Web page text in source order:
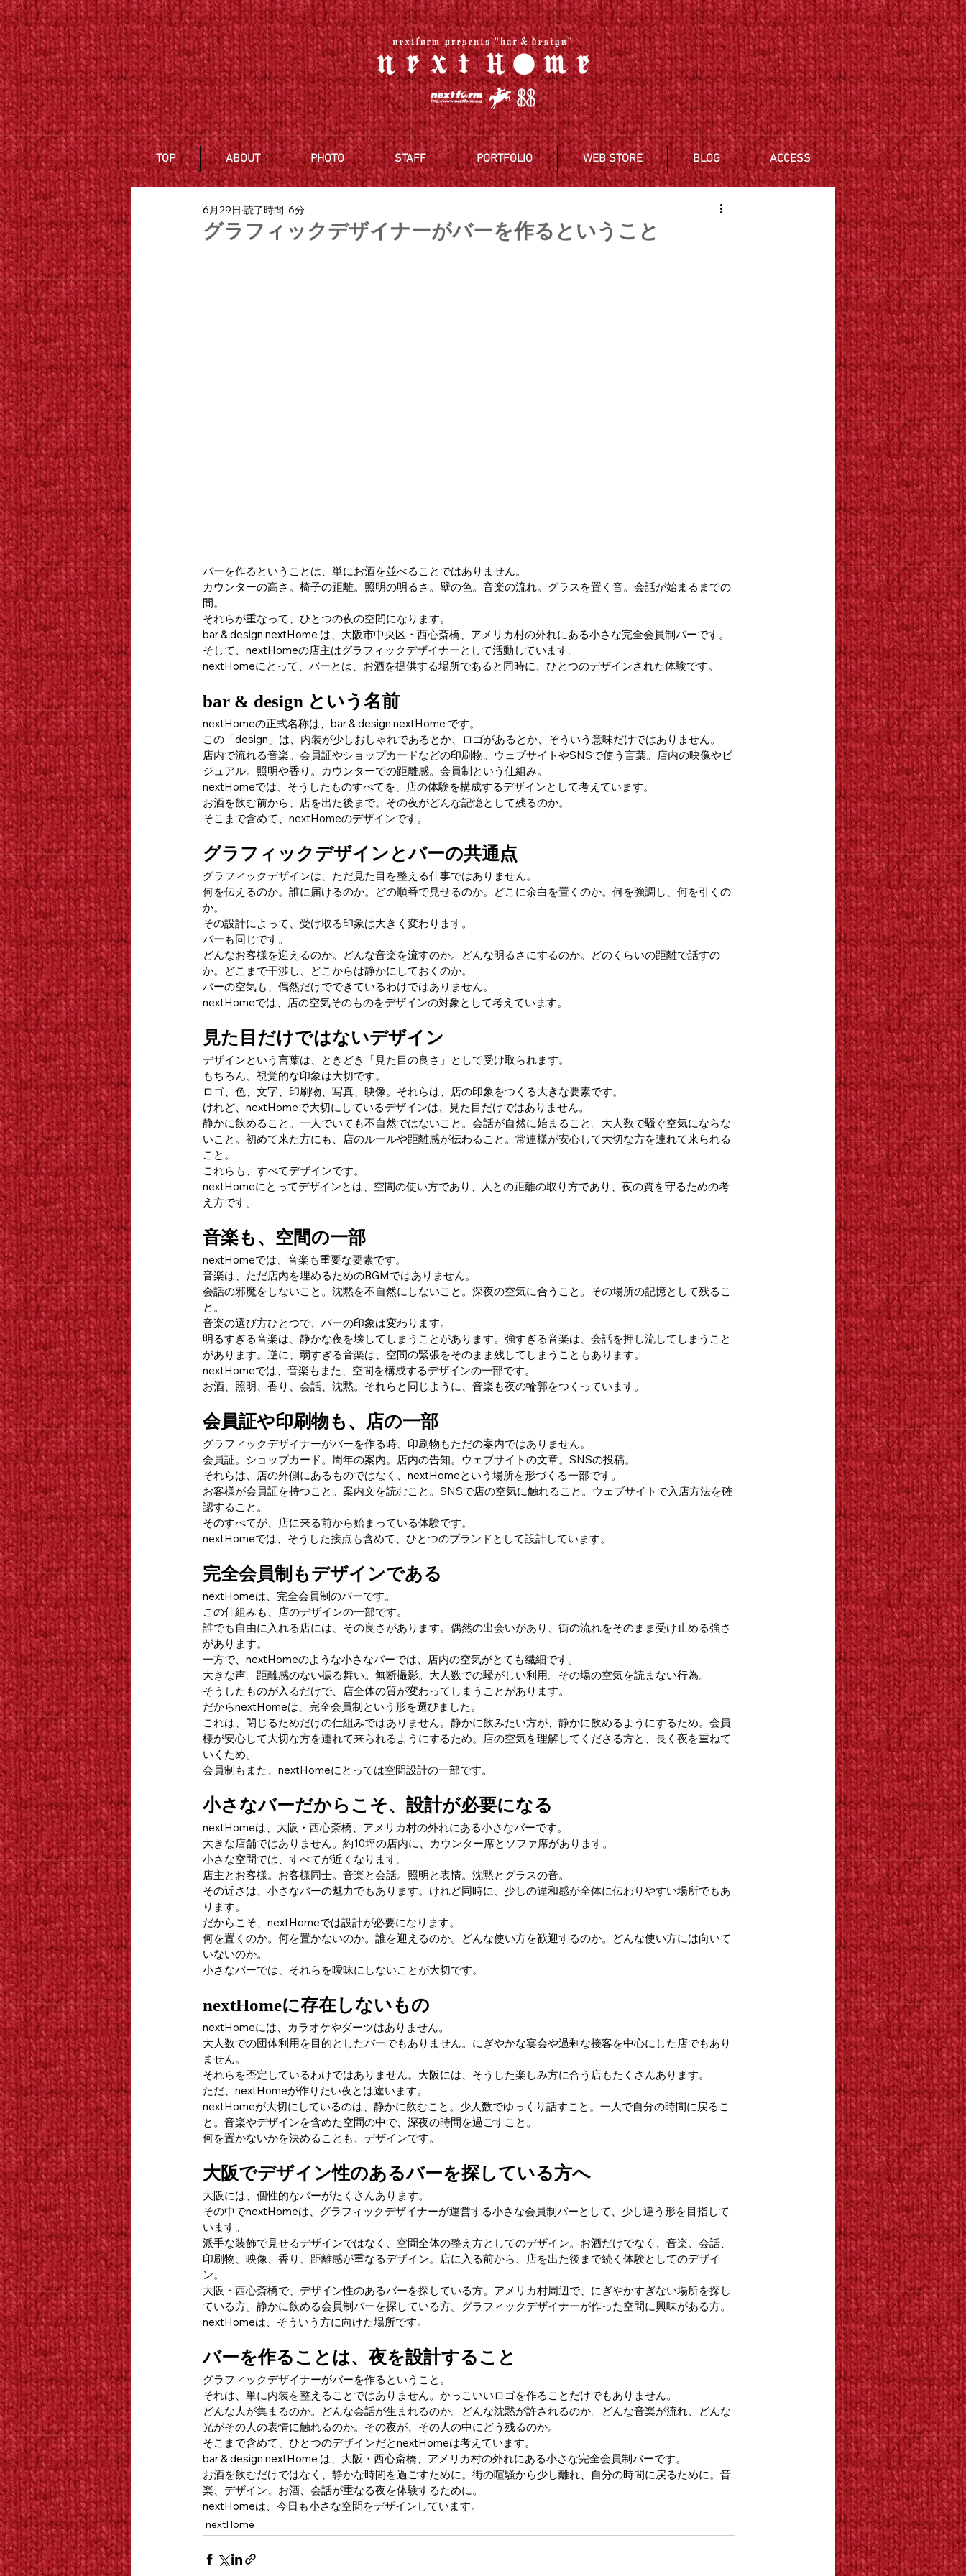
TOP ABOUT PHOTO STAFF PORTFOLIO WEB STORE BLOG ACCESS
グラフィックデザイナーがバーを作るということ
6月29日 読了時間: 6分
バーを作るということは、単にお酒を並べることではありません。
カウンターの高さ。椅子の距離。照明の明るさ。壁の色。音楽の流れ。グラスを置く音。会話が始まるまでの
間。
それらが重なって、ひとつの夜の空間になります。
bar & design nextHome は、大阪市中央区・西心斎橋、アメリカ村の外れにある小さな完全会員制バーです。
そして、nextHomeの店主はグラフィックデザイナーとして活動しています。
nextHomeにとって、バーとは、お酒を提供する場所であると同時に、ひとつのデザインされた体験です。
bar & design という名前
nextHomeの正式名称は、bar & design nextHome です。
この「design」は、内装が少しおしゃれであるとか、ロゴがあるとか、そういう意味だけではありません。
店内で流れる音楽。会員証やショップカードなどの印刷物。ウェブサイトやSNSで使う言葉。店内の映像やビ
ジュアル。照明や香り。カウンターでの距離感。会員制という仕組み。
nextHomeでは、そうしたものすべてを、店の体験を構成するデザインとして考えています。
お酒を飲む前から、店を出た後まで。その夜がどんな記憶として残るのか。
そこまで含めて、nextHomeのデザインです。
グラフィックデザインとバーの共通点
グラフィックデザインは、ただ見た目を整える仕事ではありません。
何を伝えるのか。誰に届けるのか。どの順番で見せるのか。どこに余白を置くのか。何を強調し、何を引くの
か。
その設計によって、受け取る印象は大きく変わります。
バーも同じです。
どんなお客様を迎えるのか。どんな音楽を流すのか。どんな明るさにするのか。どのくらいの距離で話すの
か。どこまで干渉し、どこからは静かにしておくのか。
バーの空気も、偶然だけでできているわけではありません。
nextHomeでは、店の空気そのものをデザインの対象として考えています。
見た目だけではないデザイン
デザインという言葉は、ときどき「見た目の良さ」として受け取られます。
もちろん、視覚的な印象は大切です。
ロゴ、色、文字、印刷物、写真、映像。それらは、店の印象をつくる大きな要素です。
けれど、nextHomeで大切にしているデザインは、見た目だけではありません。
静かに飲めること。一人でいても不自然ではないこと。会話が自然に始まること。大人数で騒ぐ空気にならな
いこと。初めて来た方にも、店のルールや距離感が伝わること。常連様が安心して大切な方を連れて来られる
こと。
これらも、すべてデザインです。
nextHomeにとってデザインとは、空間の使い方であり、人との距離の取り方であり、夜の質を守るための考
え方です。
音楽も、空間の一部
nextHomeでは、音楽も重要な要素です。
音楽は、ただ店内を埋めるためのBGMではありません。
会話の邪魔をしないこと。沈黙を不自然にしないこと。深夜の空気に合うこと。その場所の記憶として残るこ
と。
音楽の選び方ひとつで、バーの印象は変わります。
明るすぎる音楽は、静かな夜を壊してしまうことがあります。強すぎる音楽は、会話を押し流してしまうこと
があります。逆に、弱すぎる音楽は、空間の緊張をそのまま残してしまうこともあります。
nextHomeでは、音楽もまた、空間を構成するデザインの一部です。
お酒、照明、香り、会話、沈黙。それらと同じように、音楽も夜の輪郭をつくっています。
会員証や印刷物も、店の一部
グラフィックデザイナーがバーを作る時、印刷物もただの案内ではありません。
会員証。ショップカード。周年の案内。店内の告知。ウェブサイトの文章。SNSの投稿。
それらは、店の外側にあるものではなく、nextHomeという場所を形づくる一部です。
お客様が会員証を持つこと。案内文を読むこと。SNSで店の空気に触れること。ウェブサイトで入店方法を確
認すること。
そのすべてが、店に来る前から始まっている体験です。
nextHomeでは、そうした接点も含めて、ひとつのブランドとして設計しています。
完全会員制もデザインである
nextHomeは、完全会員制のバーです。
この仕組みも、店のデザインの一部です。
誰でも自由に入れる店には、その良さがあります。偶然の出会いがあり、街の流れをそのまま受け止める強さ
があります。
一方で、nextHomeのような小さなバーでは、店内の空気がとても繊細です。
大きな声。距離感のない振る舞い。無断撮影。大人数での騒がしい利用。その場の空気を読まない行為。
そうしたものが入るだけで、店全体の質が変わってしまうことがあります。
だからnextHomeは、完全会員制という形を選びました。
これは、閉じるためだけの仕組みではありません。静かに飲みたい方が、静かに飲めるようにするため。会員
様が安心して大切な方を連れて来られるようにするため。店の空気を理解してくださる方と、長く夜を重ねて
いくため。
会員制もまた、nextHomeにとっては空間設計の一部です。
小さなバーだからこそ、設計が必要になる
nextHomeは、大阪・西心斎橋、アメリカ村の外れにある小さなバーです。
大きな店舗ではありません。約10坪の店内に、カウンター席とソファ席があります。
小さな空間では、すべてが近くなります。
店主とお客様。お客様同士。音楽と会話。照明と表情。沈黙とグラスの音。
その近さは、小さなバーの魅力でもあります。けれど同時に、少しの違和感が全体に伝わりやすい場所でもあ
ります。
だからこそ、nextHomeでは設計が必要になります。
何を置くのか。何を置かないのか。誰を迎えるのか。どんな使い方を歓迎するのか。どんな使い方には向いて
いないのか。
小さなバーでは、それらを曖昧にしないことが大切です。
nextHomeに存在しないもの
nextHomeには、カラオケやダーツはありません。
大人数での団体利用を目的としたバーでもありません。にぎやかな宴会や過剰な接客を中心にした店でもあり
ません。
それらを否定しているわけではありません。大阪には、そうした楽しみ方に合う店もたくさんあります。
ただ、nextHomeが作りたい夜とは違います。
nextHomeが大切にしているのは、静かに飲むこと。少人数でゆっくり話すこと。一人で自分の時間に戻るこ
と。音楽やデザインを含めた空間の中で、深夜の時間を過ごすこと。
何を置かないかを決めることも、デザインです。
大阪でデザイン性のあるバーを探している方へ
大阪には、個性的なバーがたくさんあります。
その中でnextHomeは、グラフィックデザイナーが運営する小さな会員制バーとして、少し違う形を目指して
います。
派手な装飾で見せるデザインではなく、空間全体の整え方としてのデザイン。お酒だけでなく、音楽、会話、
印刷物、映像、香り、距離感が重なるデザイン。店に入る前から、店を出た後まで続く体験としてのデザイ
ン。
大阪・西心斎橋で、デザイン性のあるバーを探している方。アメリカ村周辺で、にぎやかすぎない場所を探し
ている方。静かに飲める会員制バーを探している方。グラフィックデザイナーが作った空間に興味がある方。
nextHomeは、そういう方に向けた場所です。
バーを作ることは、夜を設計すること
グラフィックデザイナーがバーを作るということ。
それは、単に内装を整えることではありません。かっこいいロゴを作ることだけでもありません。
どんな人が集まるのか。どんな会話が生まれるのか。どんな沈黙が許されるのか。どんな音楽が流れ、どんな
光がその人の表情に触れるのか。その夜が、その人の中にどう残るのか。
そこまで含めて、ひとつのデザインだとnextHomeは考えています。
bar & design nextHome は、大阪・西心斎橋、アメリカ村の外れにある小さな完全会員制バーです。
お酒を飲むだけではなく、静かな時間を過ごすために。街の喧騒から少し離れ、自分の時間に戻るために。音
楽、デザイン、お酒、会話が重なる夜を体験するために。
nextHomeは、今日も小さな空間をデザインしています。
nextHome